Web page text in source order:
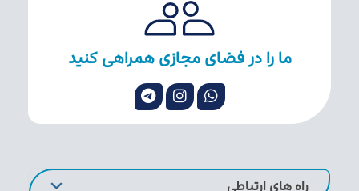
ما را در فضای مجازی همراهی کنید
راه های ارتباطی